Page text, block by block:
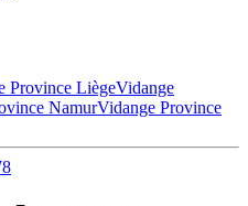
Province LiègeVidange
NamurVidange Province